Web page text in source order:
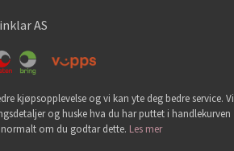
AS
kjøpsopplevelse og vi kan yte deg bedre service. Vi
og huske hva du har puttet i handlekurven
om du godtar dette. Les mer